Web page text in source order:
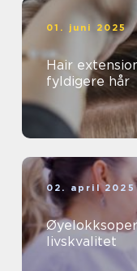
01. juni 2025
Hair
fyldigere hår
02. april 2025
livskvalitet